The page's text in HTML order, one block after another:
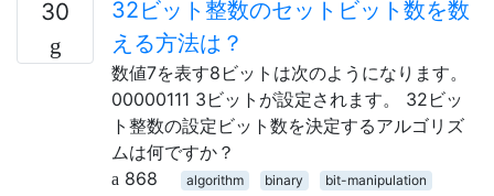
30
32ビット整数のセットビット数を数
える方法は？
数値7を表す8ビットは次のようになります。
00000111 3ビットが設定されます。 32ビッ
ト整数の設定ビット数を決定するアルゴリズ
ムは何ですか？
868
algorithm binary
bit-manipulation